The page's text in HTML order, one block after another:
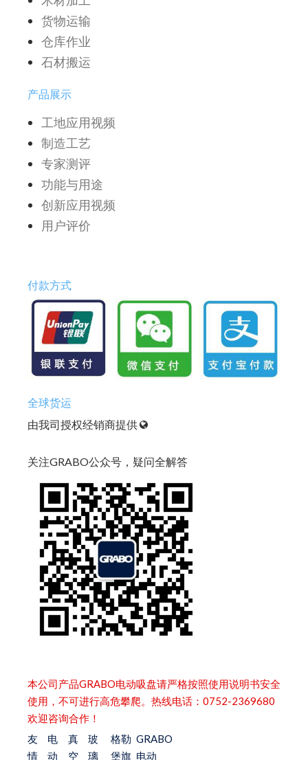
货物运输
仓库作业
石材搬运
产品展示
工地应用视频
制造工艺
专家测评
功能与用途
创新应用视频
用户评价
付款方式
全球货运
由我司授权经销商提供
关注GRABO公众号，疑问全解答
本公司产品GRABO电动吸盘请严格按照使用说明书安全
使用，不可进行高危攀爬。热线电话：0752-2369680
欢迎咨询合作！
友
情
电
动
真
空
玻
璃
格勒
堡旗
GRABO
电动